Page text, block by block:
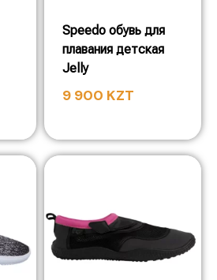
Speedo обувь для
плавания детская
Jelly
9 900 KZT